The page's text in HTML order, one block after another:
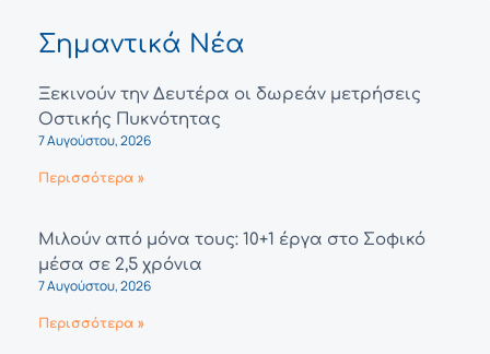
Σημαντικά Νέα
Ξεκινούν την Δευτέρα οι δωρεάν μετρήσεις
Οστικής Πυκνότητας
7 Αυγούστου, 2026
Περισσότερα »
Μιλούν από μόνα τους: 10+1 έργα στο Σοφικό
μέσα σε 2,5 χρόνια
7 Αυγούστου, 2026
Περισσότερα »